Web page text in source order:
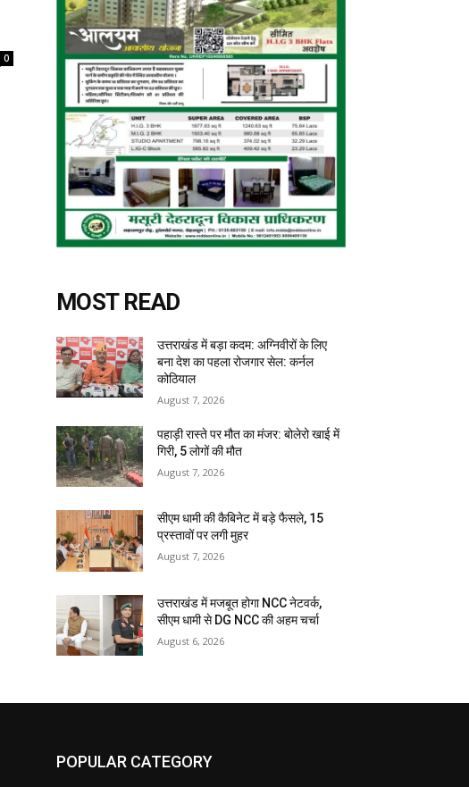
0
MOST READ
उत्तराखंड में बड़ा कदम: अग्निवीरों के लिए
बना देश का पहला रोजगार सेल: कर्नल
कोठियाल
August 7, 2026
पहाड़ी रास्ते पर मौत का मंजर: बोलेरो खाई में
गिरी, 5 लोगों की मौत
August 7, 2026
सीएम धामी की कैबिनेट में बड़े फैसले, 15
प्रस्तावों पर लगी मुहर
August 7, 2026
उत्तराखंड में मजबूत होगा NCC नेटवर्क,
सीएम धामी से DG NCC की अहम चर्चा
August 6, 2026
POPULAR CATEGORY